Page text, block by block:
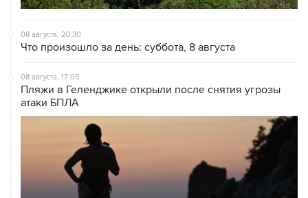
08 августа, 20:30
Что произошло за день: суббота, 8 августа
08 августа, 17:05
Пляжи в Геленджике открыли после снятия угрозы
атаки БПЛА